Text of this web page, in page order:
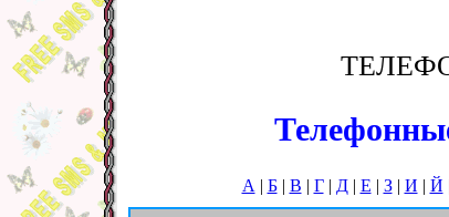
А | Б| В | Г| Д| Е | З| И | Й